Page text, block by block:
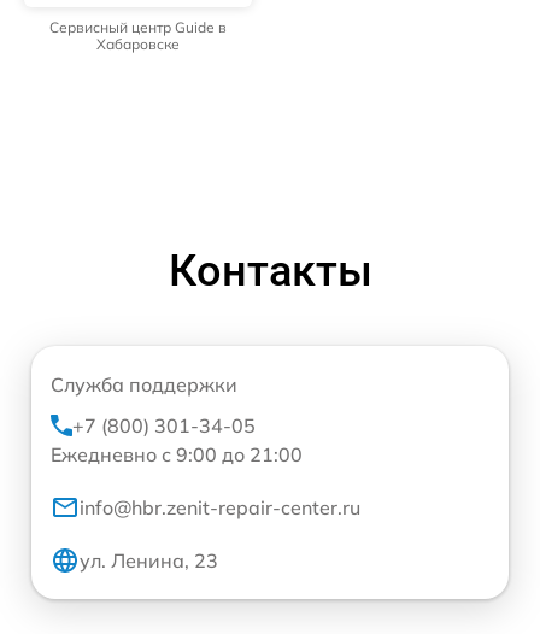
Сервисный центр Guide в
Хабаровске
Контакты
Служба поддержки
+7 (800) 301-34-05
Ежедневно с 9:00 до 21:00
info@hbr.zenit-repair-center.ru
ул. Ленина, 23